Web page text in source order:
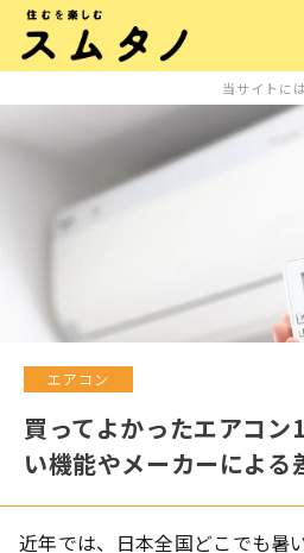
当サイトに
買ってよかったエアコ
い機能やメーカーによる
エアコン
近年では、日本全国どこでも暑